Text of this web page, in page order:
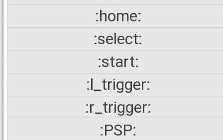
:home:
:select:
:start:
:l_trigger:
:r_trigger:
:PSP: